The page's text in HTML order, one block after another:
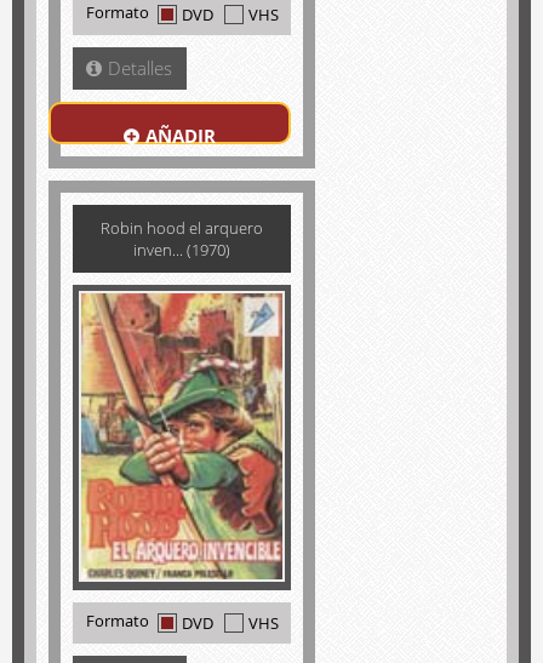
Formato DVD VHS
Detalles
AÑADIR
Robin hood el arquero
inven... (1970)
Formato DVD VHS